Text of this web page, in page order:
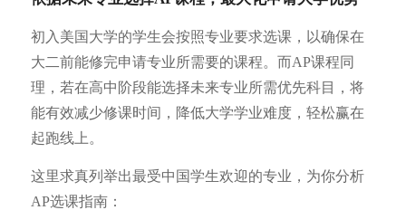
初入美国大学的学生会按照专业要求选课，以确保在
大二前能修完申请专业所需要的课程。而AP课程同
理，若在高中阶段能选择未来专业所需优先科目，将
能有效减少修课时间，降低大学学业难度，轻松赢在
起跑线上。
这里求真列举出最受中国学生欢迎的专业，为你分析
AP选课指南：